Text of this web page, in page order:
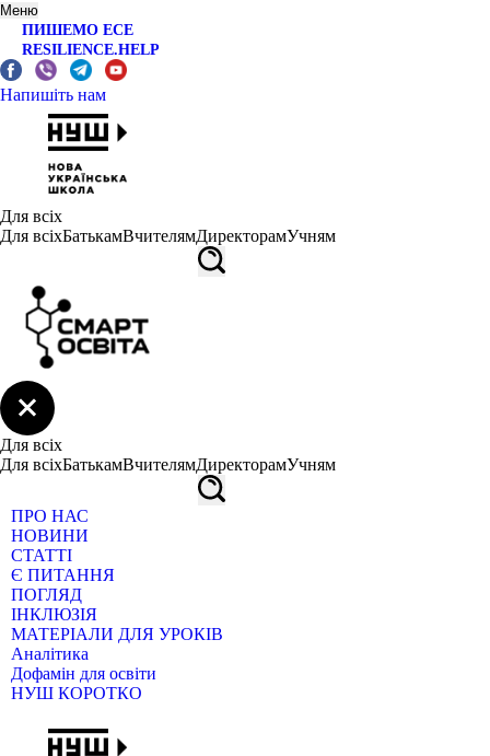
Меню
ПИШЕМО ЕСЕ
RESILIENCE.HELP
Напишіть нам
Для всіх
Для всіхБатькамВчителямДиректорамУчням
Для всіх
Для всіхБатькамВчителямДиректорамУчням
ПРО НАС
НОВИНИ
СТАТТІ
Є ПИТАННЯ
ПОГЛЯД
ІНКЛЮЗІЯ
МАТЕРІАЛИ ДЛЯ УРОКІВ
Аналітика
Дофамін для освіти
НУШ КОРОТКО